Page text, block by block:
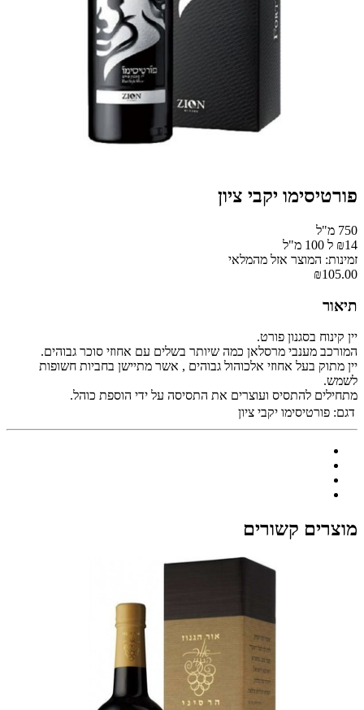
פורטיסימו יקבי ציון
750 מ"ל
₪14 ל 100 מ"ל
זמינות: המוצר אזל מהמלאי
₪105.00
תיאור
יין קינוח בסגנון פורט.
המורכב מענבי מרסלאן כמה שיותר בשלים עם אחוזי סוכר גבוהים.
יין מתוק בעל אחוזי אלכוהול גבוהים , אשר מתיישן בחביות חשופות
לשמש.
מתחילים להתסיס ועוצרים את התסיסה על ידי הוספת כוהל.
דגם: פורטיסימו יקבי ציון
מוצרים קשורים